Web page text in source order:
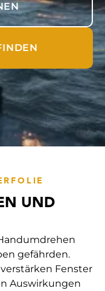
UND
gefährden.
Fenster
Auswirkungen